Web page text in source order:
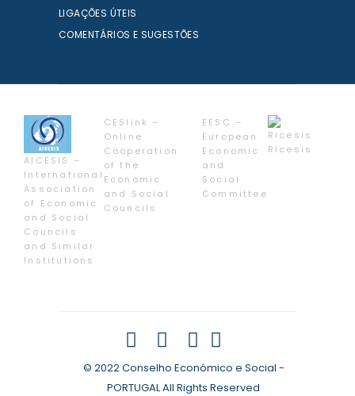
LIGAÇÕES ÚTEIS
COMENTÁRIOS E SUGESTÕES
AICESIS –
International
Association
of Economic
and Social
Councils
and Similar
Institutions
CESlink –
Online
Cooperation
of the
Economic
and Social
Councils
EESC –
European
Economic
and
Social
Committee
Ricesis
© 2022 Conselho Económico e Social -
PORTUGAL All Rights Reserved